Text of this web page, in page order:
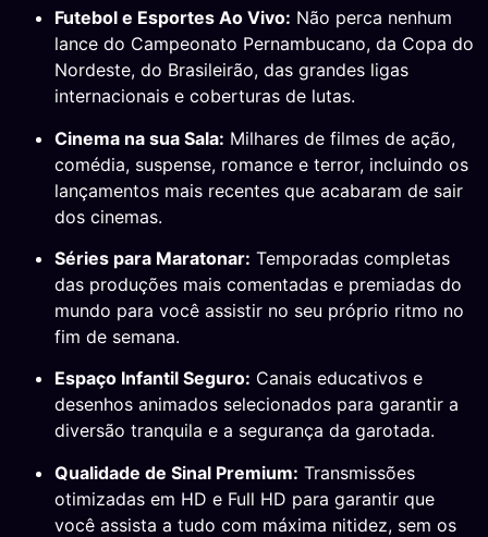
Futebol e Esportes Ao Vivo: Não perca nenhum
lance do Campeonato Pernambucano, da Copa do
Nordeste, do Brasileirão, das grandes ligas
internacionais e coberturas de lutas.
Cinema na sua Sala: Milhares de filmes de ação,
comédia, suspense, romance e terror, incluindo os
lançamentos mais recentes que acabaram de sair
dos cinemas.
Séries para Maratonar: Temporadas completas
das produções mais comentadas e premiadas do
mundo para você assistir no seu próprio ritmo no
fim de semana.
Espaço Infantil Seguro: Canais educativos e
desenhos animados selecionados para garantir a
diversão tranquila e a segurança da garotada.
Qualidade de Sinal Premium: Transmissões
otimizadas em HD e Full HD para garantir que
você assista a tudo com máxima nitidez, sem os